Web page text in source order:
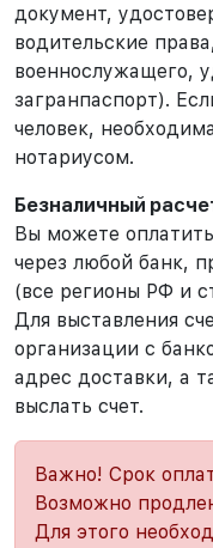
документ,
водительские
военнослужащего,
загранпаспорт).
человек,
нотариусом.
Безналичный
Вы можете
через любой банк,
(все регионы РФ и
Для выставления
организации с
адрес доставки, а
выслать счет.
Важно! Срок
Возможно
Для этого